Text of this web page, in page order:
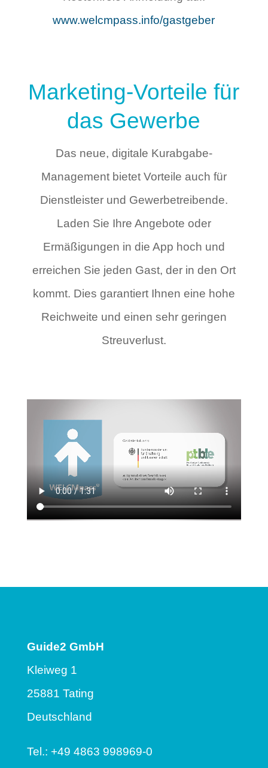
www.welcmpass.info/gastgeber
Marketing-Vorteile für
das Gewerbe
Das neue, digitale Kurabgabe-
Management bietet Vorteile auch für
Dienstleister und Gewerbetreibende.
Laden Sie Ihre Angebote oder
Ermäßigungen in die App hoch und
erreichen Sie jeden Gast, der in den Ort
kommt. Dies garantiert Ihnen eine hohe
Reichweite und einen sehr geringen
Streuverlust.
Guide2 GmbH
Kleiweg 1
25881 Tating
Deutschland
Tel.: +49 4863 998969-0